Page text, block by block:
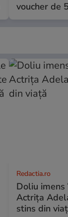
voucher de
Redactia.ro
Doliu
Actrița
stins din